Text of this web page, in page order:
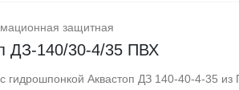
защитная
ДЗ-140/30-4/35 ПВХ
гидрошпонкой Аквастоп ДЗ 140-40-4-35 из